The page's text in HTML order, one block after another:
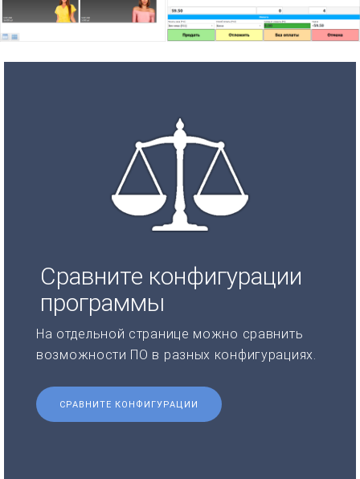
Сравните конфигурации
программы
На отдельной странице можно сравнить
возможности ПО в разных конфигурациях.
СРАВНИТЕ КОНФИГУРАЦИИ